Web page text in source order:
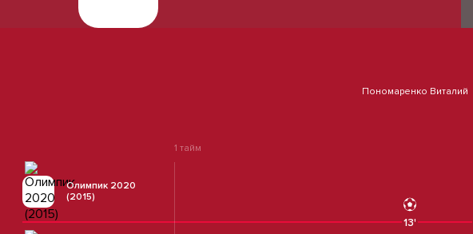
Пономаренко Виталий
Олимпик 2020
(2015)
1 тайм
13'